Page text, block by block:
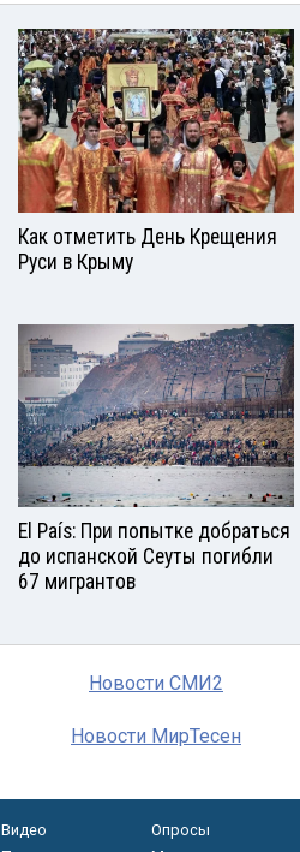
Как отметить День Крещения
Руси в Крыму
El País: При попытке добраться
до испанской Сеуты погибли
67 мигрантов
Новости СМИ2
Новости МирТесен
Видео Опросы